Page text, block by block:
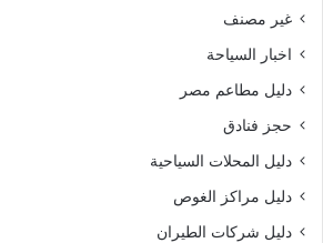
غير مصنف
اخبار السياحة
دليل مطاعم مصر
حجز فنادق
دليل المحلات السياحية
دليل مراكز الغوص
دليل شركات الطيران